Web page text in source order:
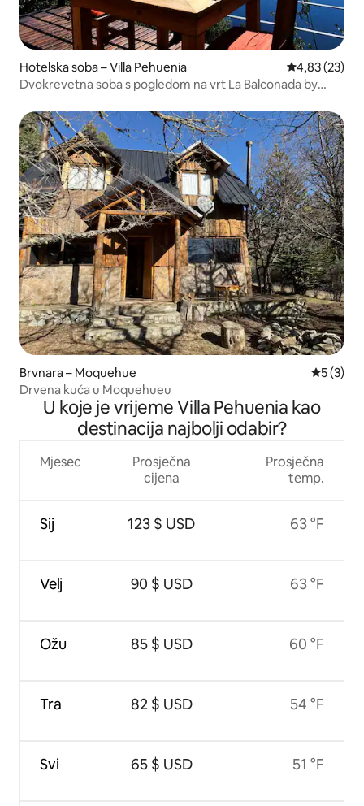
Hotelska soba – Villa Pehuenia Prosječna
4,83 (23)
Dvokrevetna soba s pogledom na vrt La Balconada by
Brvnara – Moquehue
5 (3)
Drvena kuća u Moquehueu
U koje je vrijeme Villa Pehuenia kao
destinacija najbolji odabir?
Mjesec
Sij
Velj
Ožu
Tra
Svi
Prosječna
cijena
123 $ USD
90 $ USD
85 $ USD
82 $ USD
65 $ USD
Prosječna
temp.
63 °F
63 °F
60 °F
54 °F
51 °F